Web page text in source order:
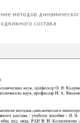
методов
состава